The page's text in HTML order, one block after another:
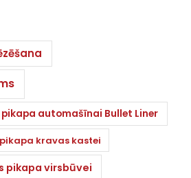
automašīnai Bullet Liner
kravas kastei
pikapa virsbūvei